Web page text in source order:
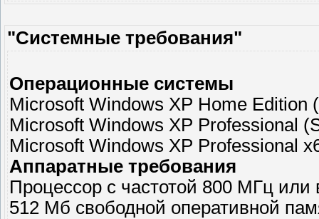
"Системные требования"
Операционные системы
Microsoft Windows XP Home
Microsoft Windows XP Professional
Microsoft Windows XP Professional
Аппаратные требования
Процессор с частотой 800 МГц
512 Мб свободной оперативной